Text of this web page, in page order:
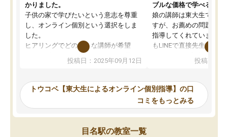
かりました。
子供の家で学びたいという意志を尊重
し、オンライン個別という選択をしま
した。
ヒアリングでどのような講師が希望
か、オプションは付帯するかなど選ぶ
事が出来ました。
ーティングを行い、その講師で良いか
見てから講師を決定する事ができま
す。
うちの子は、初回面談の講師の方で決
投稿日：2025年09月12日
ブルな価格で学べる
娘の講師は東大生では無
すが、お薦めの問題集や
指導してくれています。
もLINEで直接先生に質問
めれるので、個人に合
いなのがあり(有料)、受
ことをどんなスケジュー
くか相談したのですが、
ち期待したものではなく
投稿日：
トウコベ【東大生によるオンライン個別指導】の口
コミをもっとみる
目名駅の教室一覧